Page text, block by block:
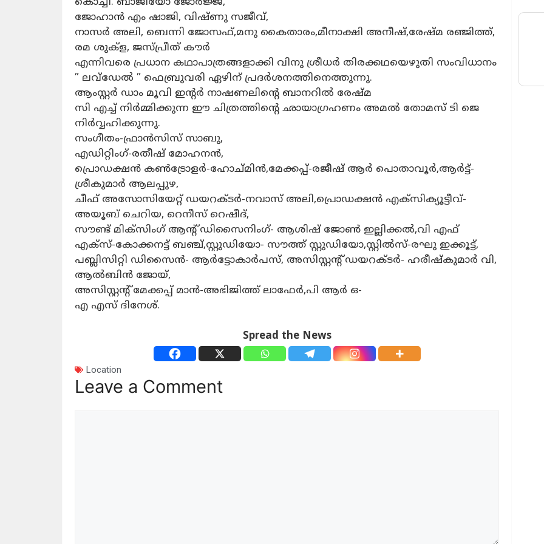
ജോഹാൻ എം ഷാജി, വിഷ്ണു സജീവ്,
നാസർ അലി, ബെന്നി ജോസഫ്,മനു കൈതാരം,മീനാക്ഷി അനീഷ്,രേഷ്മ രഞ്ജിത്ത്,
രമ ശുക്ള, ജസ്പ്രീത് കൗർ
എന്നിവരെ പ്രധാന കഥാപാത്രങ്ങളാക്കി വിനു ശ്രീധർ തിരക്കഥയെഴുതി സംവിധാനം
” ലവ്ഡേൽ ” ഫെബ്രുവരി ഏഴിന് പ്രദർശനത്തിനെത്തുന്നു.
ആംസ്റ്റർ ഡാം മൂവി ഇൻ്റർ നാഷണലിന്റെ ബാനറിൽ രേഷ്മ
സി എച്ച് നിർമ്മിക്കുന്ന ഈ ചിത്രത്തിന്റെ ഛായാഗ്രഹണം അമൽ തോമസ് ടി ജെ
നിർവ്വഹിക്കുന്നു.
സംഗീതം-ഫ്രാൻസിസ് സാബു,
എഡിറ്റിംഗ്-രതീഷ് മോഹനൻ,
പ്രൊഡക്ഷൻ കൺട്രോളർ-ഹോച്മിൻ,മേക്കപ്പ്-രജീഷ് ആർ പൊതാവൂർ,ആർട്ട്-
ശ്രീകുമാർ ആലപ്പുഴ,
ചീഫ് അസോസിയേറ്റ് ഡയറക്ടർ-നവാസ് അലി,പ്രൊഡക്ഷൻ എക്സിക്യൂട്ടീവ്-
അയൂബ് ചെറിയ, റെനീസ് റെഷീദ്,
സൗണ്ട് മിക്സിംഗ് ആന്റ് ഡിസൈനിംഗ്- ആശിഷ് ജോൺ ഇല്ലിക്കൽ,വി എഫ്
എക്സ്-കോക്കനട്ട് ബഞ്ച്,സ്റ്റുഡിയോ- സൗത്ത് സ്റ്റുഡിയോ,സ്റ്റിൽസ്-രഘു ഇക്കൂട്ട്,
പബ്ലിസിറ്റി ഡിസൈൻ- ആർട്ടോകാർപസ്, അസിസ്റ്റന്റ് ഡയറക്ടർ- ഹരീഷ്കുമാർ വി,
ആൽബിൻ ജോയ്,
അസിസ്റ്റന്റ് മേക്കപ്പ് മാൻ-അഭിജിത്ത് ലാഫേർ,പി ആർ ഒ-
എ എസ് ദിനേശ്.
Spread the News
Location
Leave a Comment